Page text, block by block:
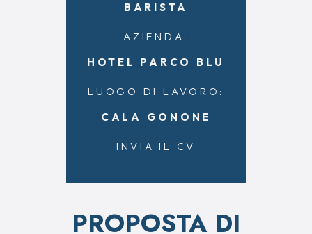
BARISTA
AZIENDA:
HOTEL PARCO BLU
LUOGO DI LAVORO:
CALA GONONE
INVIA IL CV
PROPOSTA DI